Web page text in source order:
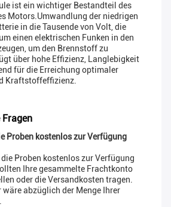
ist ein wichtiger Bestandteil des
Motors.Umwandlung der niedrigen
in die Tausende von Volt, die
einen elektrischen Funken in den
um den Brennstoff zu
über hohe Effizienz, Langlebigkeit
für die Erreichung optimaler
Kraftstoffeffizienz.
Fragen
Proben kostenlos zur Verfügung
Proben kostenlos zur Verfügung
Ihre gesammelte Frachtkonto
oder die Versandkosten tragen.
wäre abzüglich der Menge Ihrer